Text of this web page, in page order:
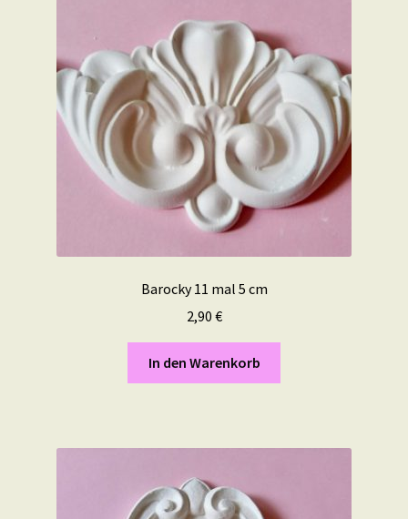
Barocky 11 mal 5 cm
2,90 €
In den Warenkorb